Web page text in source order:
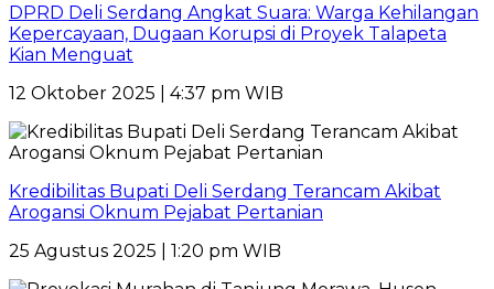
DPRD Deli Serdang Angkat Suara: Warga Kehilangan
Kepercayaan, Dugaan Korupsi di Proyek Talapeta
Kian Menguat
12 Oktober 2025 | 4:37 pm WIB
Kredibilitas Bupati Deli Serdang Terancam Akibat
Arogansi Oknum Pejabat Pertanian
25 Agustus 2025 | 1:20 pm WIB